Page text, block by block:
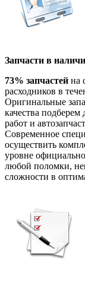
Запчасти в
73% запчастей на
расходников в
Оригинальные
качества
работ и
Современное
осуществить
уровне
любой поломки,
сложности в